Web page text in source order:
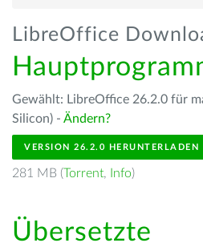
LibreOffice
Gewählt: LibreOffice 26.2.0 für
Silicon) - Ändern?
VERSION 26.2.0 HERUNTERLADEN
281 MB (Torrent, Info)
Übersetzte